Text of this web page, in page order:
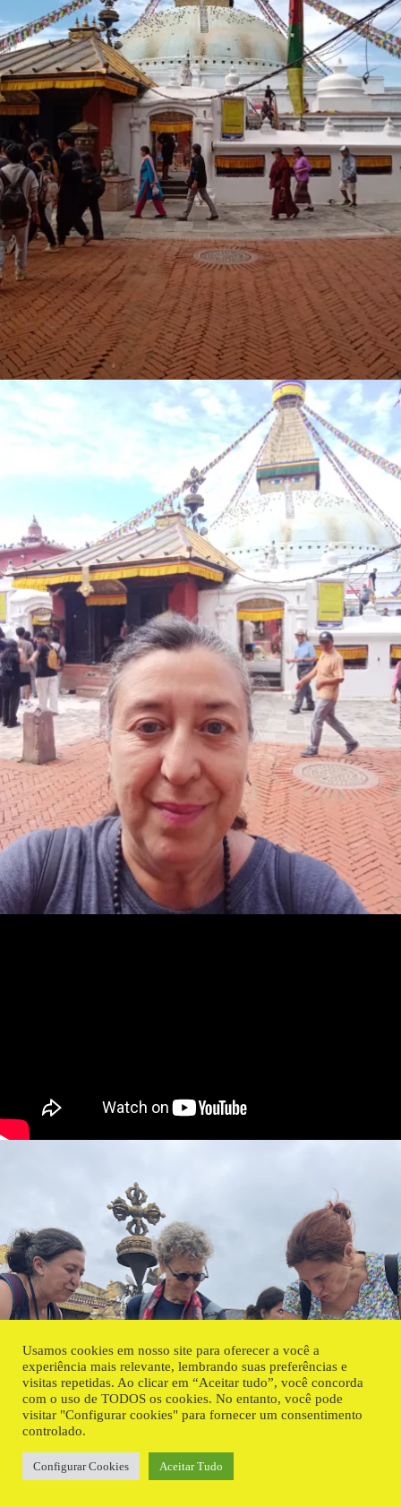
Usamos cookies em nosso site para oferecer a você a
experiência mais relevante, lembrando suas preferências e
visitas repetidas. Ao clicar em “Aceitar tudo”, você concorda
com o uso de TODOS os cookies. No entanto, você pode
visitar "Configurar cookies" para fornecer um consentimento
controlado.
Configurar Cookies Aceitar Tudo